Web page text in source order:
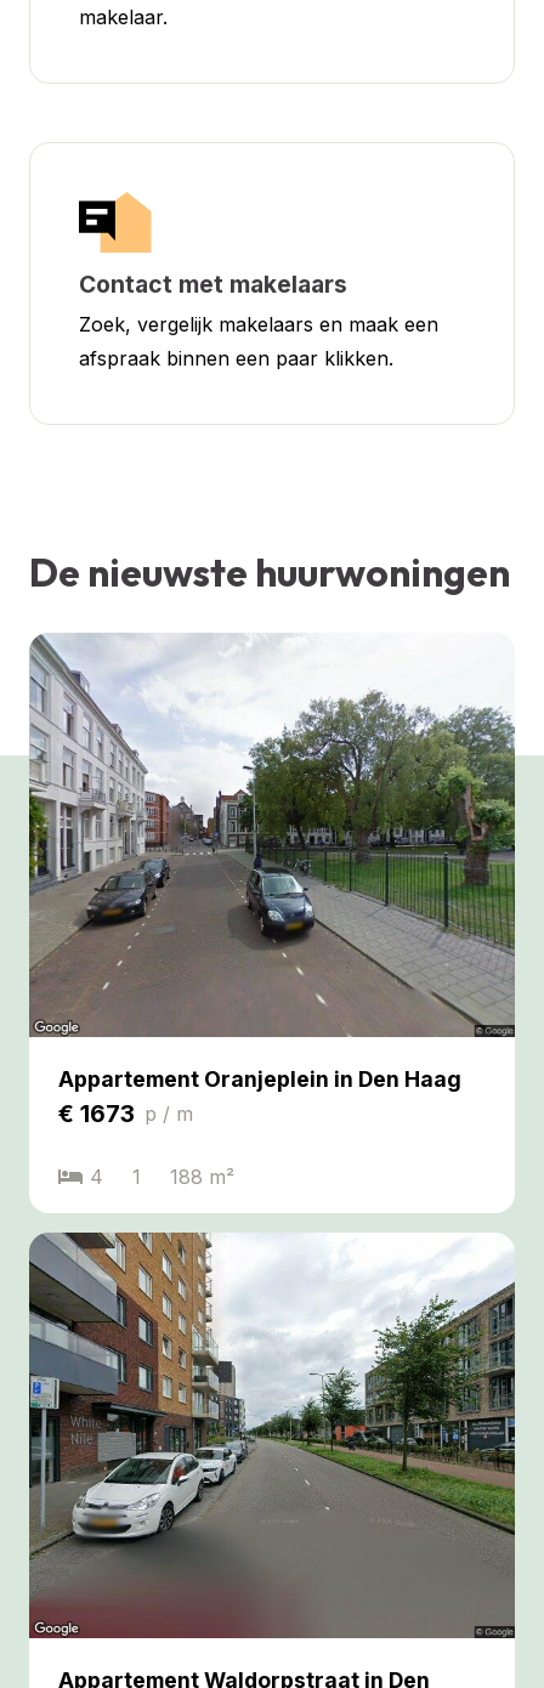
makelaar.
Contact met makelaars
Zoek, vergelijk makelaars en maak een
afspraak binnen een paar klikken.
De nieuwste huurwoningen
Appartement Oranjeplein in Den Haag
€ 1673 p / m
4 1 188 m²
Appartement Waldorpstraat in Den